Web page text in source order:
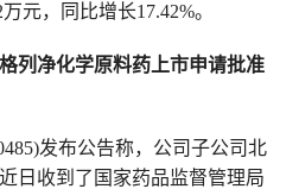
元，同比增长17.42%。
列净化学原料药上市申请批准
发布公告称，公司子公司北
日收到了国家药品监督管理局